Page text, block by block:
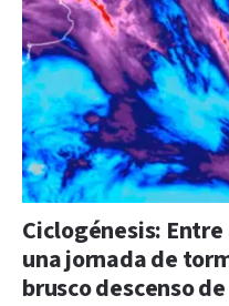
Ciclogénesis: Entre
una jornada de
brusco descenso